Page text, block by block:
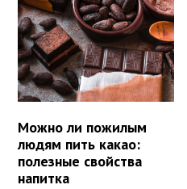
Можно ли пожилым
людям пить какао:
полезные свойства
напитка